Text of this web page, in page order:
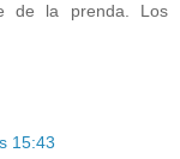
de la prenda. Los
15:43